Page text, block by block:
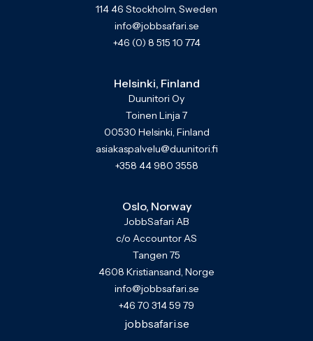
114 46 Stockholm, Sweden
info@jobbsafari.se
+46 (0) 8 515 10 774
Helsinki, Finland
Duunitori Oy
Toinen Linja 7
00530 Helsinki, Finland
asiakaspalvelu@duunitori.fi
+358 44 980 3558
Oslo, Norway
JobbSafari AB
c/o Accountor AS
Tangen 75
4608 Kristiansand, Norge
info@jobbsafari.se
+46 70 314 59 79
jobbsafari.se